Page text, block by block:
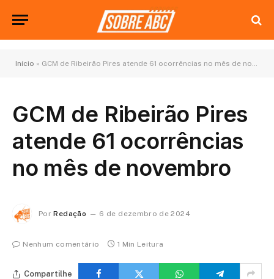
Início » GCM de Ribeirão Pires atende 61 ocorrências no mês de novembro
GCM de Ribeirão Pires
atende 61 ocorrências
no mês de novembro
Por Redação 6 de dezembro de 2024
Nenhum comentário 1 Min Leitura
Compartilhe